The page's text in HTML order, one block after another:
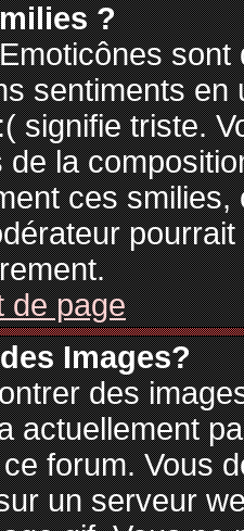
?
sentiments
signifie triste.
de la
ces
de page
Images?
des
actuellement
forum. Vous
un serveur